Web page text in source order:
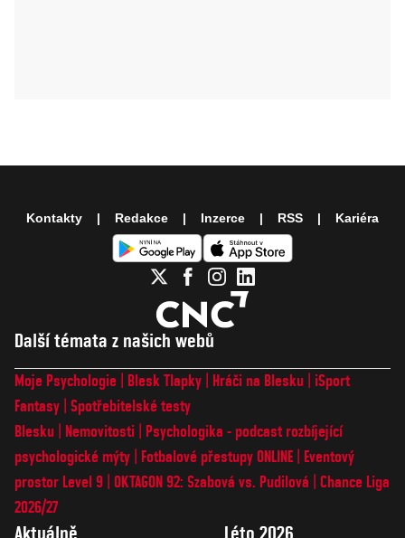
Další témata z našich webů
Moje Psychologie Blesk Tlapky Hráči na Blesku
iSport
Fantasy Spotřebitelské testy
Blesku
Nemovitosti
Psychologika - podcast rozbíjející
psychologické mýty
Fotbalové přestupy ONLINE
Eventový
prostor Level 9 OKTAGON 92: Szabová vs. Pudilová
Chance Liga
2026/27
Aktuálně Léto 2026
Kontakty Redakce Inzerce RSS Kariéra